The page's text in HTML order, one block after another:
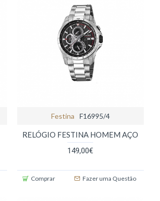
Festina F16995/4
RELÓGIO FESTINA HOMEM AÇO
149,00€
Comprar Fazer uma Questão